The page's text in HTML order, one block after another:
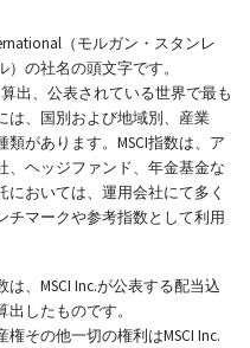
（モルガン・スタンレ
の社名の頭文字です。
出、公表されている世界で最も
は、国別および地域別、産業
があります。MSCI指数は、ア
、ヘッジファンド、年金基金な
おいては、運用会社にて多く
チマークや参考指数として利用
、MSCI Inc.が公表する配当込
したものです。
権その他一切の権利はMSCI Inc.